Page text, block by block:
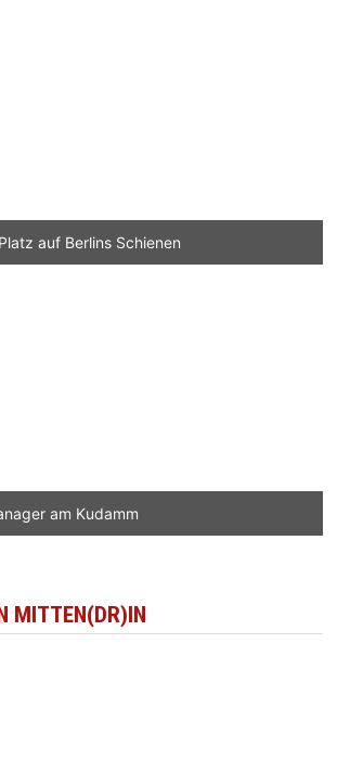
auf Berlins Schienen
am Kudamm
MITTEN(DR)IN